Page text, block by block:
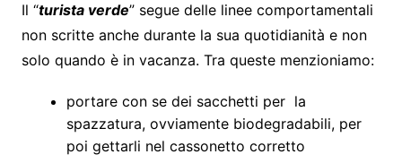
Il “turista verde” segue delle linee comportamentali
non scritte anche durante la sua quotidianità e non
solo quando è in vacanza. Tra queste menzioniamo:
portare con se dei sacchetti per la
spazzatura, ovviamente biodegradabili, per
poi gettarli nel cassonetto corretto